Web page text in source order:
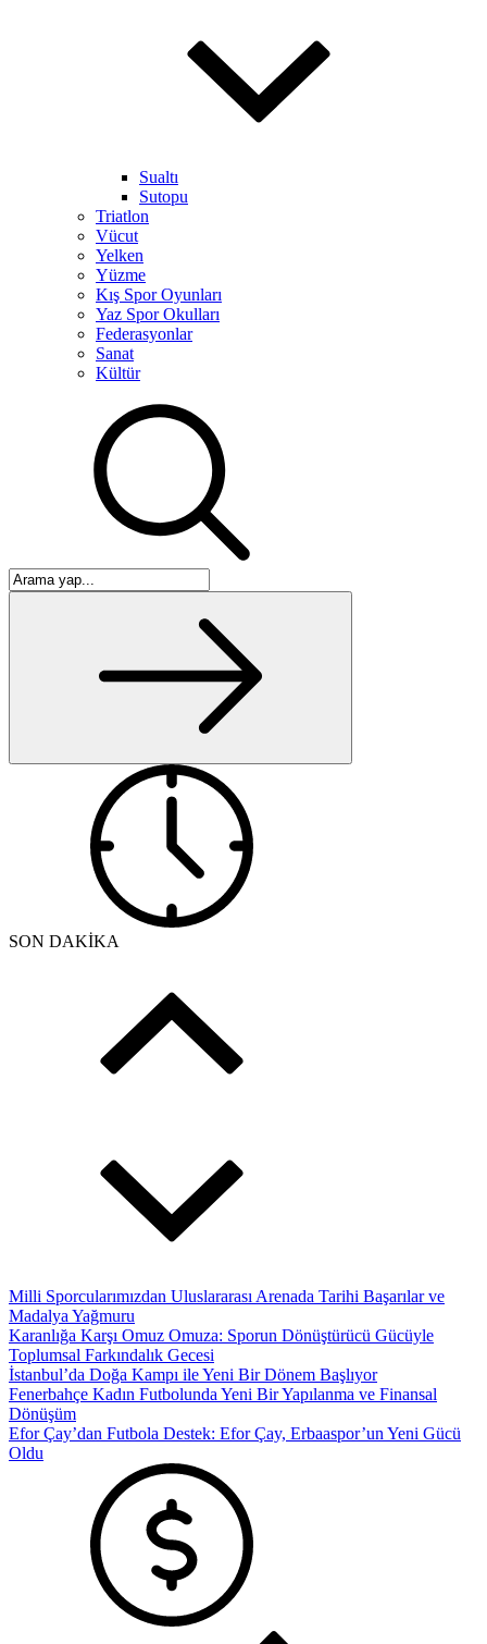
Sualtı
Sutopu
Triatlon
Vücut
Yelken
Yüzme
Kış Spor Oyunları
Yaz Spor Okulları
Federasyonlar
Sanat
Kültür
SON DAKİKA
Milli Sporcularımızdan Uluslararası Arenada Tarihi Başarılar ve
Madalya Yağmuru
Karanlığa Karşı Omuz Omuza: Sporun Dönüştürücü Gücüyle
Toplumsal Farkındalık Gecesi
İstanbul’da Doğa Kampı ile Yeni Bir Dönem Başlıyor
Fenerbahçe Kadın Futbolunda Yeni Bir Yapılanma ve Finansal
Dönüşüm
Efor Çay’dan Futbola Destek: Efor Çay, Erbaaspor’un Yeni Gücü
Oldu